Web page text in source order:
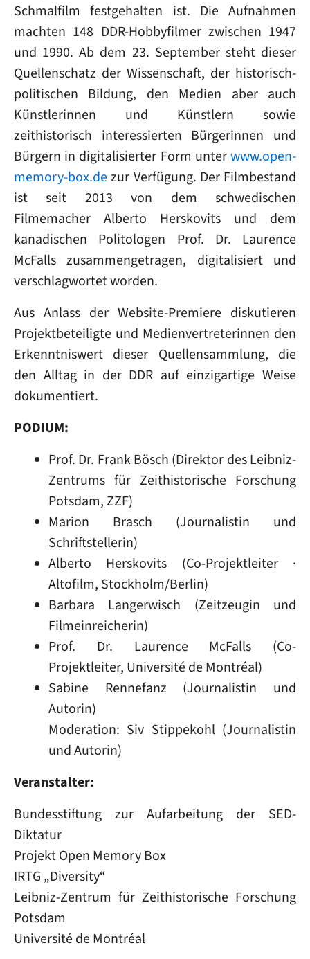
Schmalfilm festgehalten ist. Die Aufnahmen
machten 148 DDR-Hobbyfilmer zwischen 1947
und 1990. Ab dem 23. September steht dieser
Quellenschatz der Wissenschaft, der historisch-
politischen Bildung, den Medien aber auch
Künstlerinnen und Künstlern sowie
zeithistorisch interessierten Bürgerinnen und
Bürgern in digitalisierter Form unterwww.open-
memory-box.dezur Verfügung. Der Filmbestand
ist seit 2013 von dem schwedischen
Filmemacher Alberto Herskovits und dem
kanadischen Politologen Prof. Dr. Laurence
McFalls zusammengetragen, digitalisiert und
verschlagwortet worden.
Aus Anlass der Website-Premiere diskutieren
Projektbeteiligte und Medienvertreterinnen den
Erkenntniswert dieser Quellensammlung, die
den Alltag in der DDR auf einzigartige Weise
dokumentiert.
PODIUM:
Prof. Dr. Frank Bösch (Direktor des Leibniz-
Zentrums für Zeithistorische Forschung
Potsdam, ZZF)
Marion Brasch (Journalistin und
Schriftstellerin)
Alberto Herskovits (Co-Projektleiter ·
Altofilm, Stockholm/Berlin)
Barbara Langerwisch (Zeitzeugin und
Filmeinreicherin)
Prof. Dr. Laurence McFalls (Co-
Projektleiter, Université de Montréal)
Sabine Rennefanz (Journalistin und
Autorin)
Moderation: Siv Stippekohl (Journalistin
und Autorin)
Veranstalter:
Bundesstiftung zur Aufarbeitung der SED-
Diktatur
Projekt Open Memory Box
IRTG „Diversity“
Leibniz-Zentrum für Zeithistorische Forschung
Potsdam
Université de Montréal